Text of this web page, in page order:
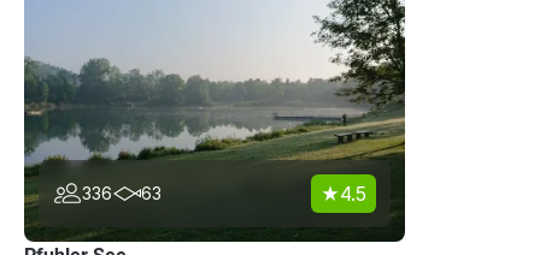
336 63 4.5